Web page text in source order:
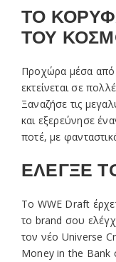
ΤΟ
ΤΟΥ
Προχώρα μέσα από
εκτείνεται σε
Ξαναζήσε τις
και εξερεύνησε
ποτέ, με
ΕΛΕΓΞΕ
Το WWE Draft
το brand σου
τον νέο Universe
Money in the Bank